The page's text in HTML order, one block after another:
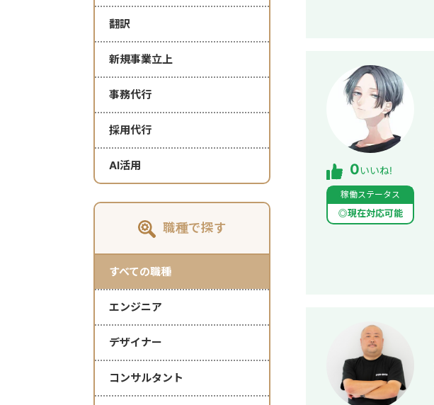
翻訳
新規事業立上
事務代行
採用代行
AI活用
職種で探す
すべての職種
エンジニア
デザイナー
コンサルタント
0いいね!
稼働ステータス
◎現在対応可能